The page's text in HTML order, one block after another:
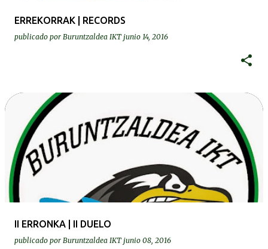
ERREKORRAK | RECORDS
publicado por Buruntzaldea IKT junio 14, 2016
II ERRONKA | II DUELO
publicado por Buruntzaldea IKT junio 08, 2016